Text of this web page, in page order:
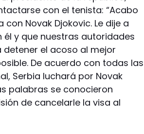
con el tenista: “Acabo
Novak Djokovic. Le dije a
y que nuestras autoridades
el acoso al mejor
De acuerdo con todas las
Serbia luchará por Novak
palabras se conocieron
de cancelarle la visa al